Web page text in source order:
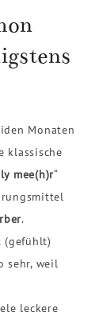
Monaten
klassische
mee(h)r“
.
(gefühlt)
sehr, weil
leckere